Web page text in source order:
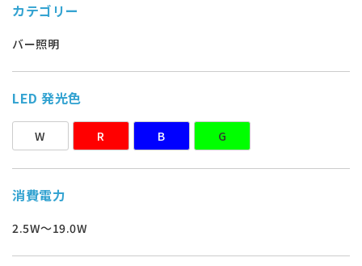
カテゴリー
バー照明
LED 発光色
W R B G
消費電力
2.5W～19.0W